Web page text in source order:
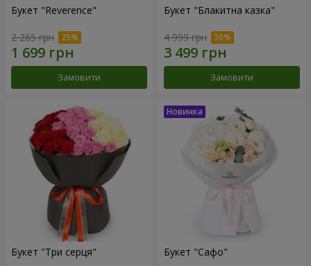
Букет "Reverence"
2 265 грн
Замовити
Букет "Блакитна казка"
4 999 грн
Замовити
Букет "Три серця" Букет "Сафо"